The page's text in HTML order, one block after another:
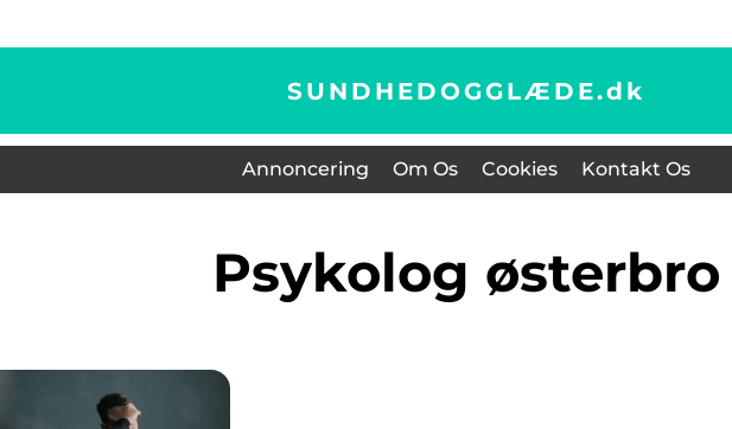
SUNDHEDOGGLÆDE.dk
Annoncering Om Os Cookies Kontakt Os
psykolog østerbro